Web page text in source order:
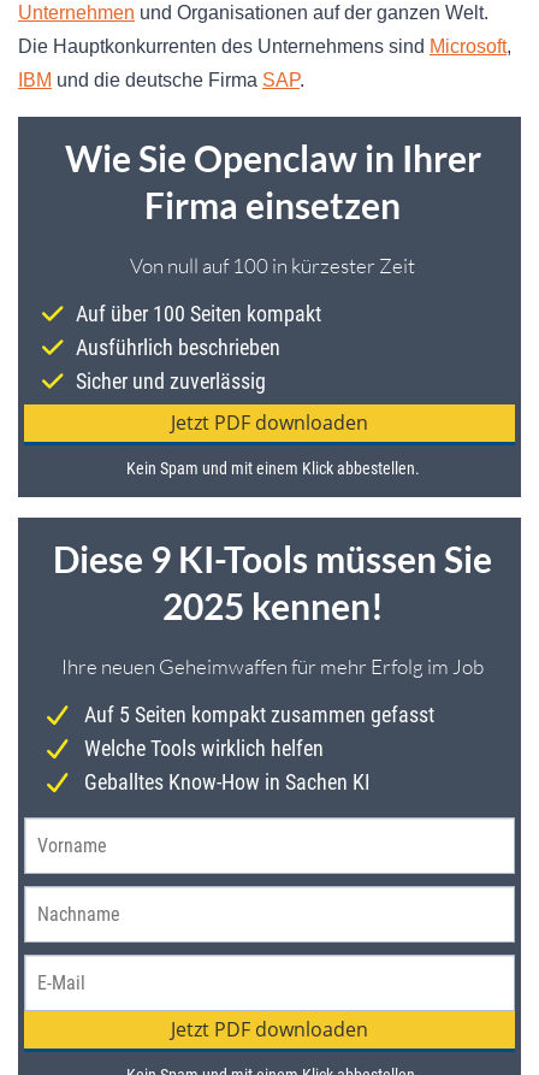
Unternehmen und Organisationen auf der ganzen Welt.
Die Hauptkonkurrenten des Unternehmens sind Microsoft,
IBM und die deutsche Firma SAP.